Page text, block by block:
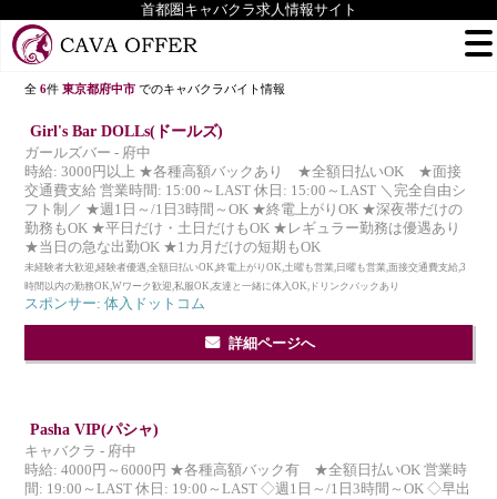
首都圏キャバクラ求人情報サイト
全6件東京都府中市でのキャバクラバイト情報
Girl's Bar DOLLs(ドールズ)
ガールズバー - 府中
時給: 3000円以上 ★各種高額バックあり ★全額日払いOK ★面接
交通費支給 営業時間: 15:00～LAST 休日: 15:00～LAST ＼完全自由シ
フト制／ ★週1日～/1日3時間～OK ★終電上がりOK ★深夜帯だけの
勤務もOK ★平日だけ・土日だけもOK ★レギュラー勤務は優遇あり
★当日の急な出勤OK ★1カ月だけの短期もOK
未経験者大歓迎,経験者優遇,全額日払いOK,終電上がりOK,土曜も営業,日曜も営業,面接交通費支給,3
時間以内の勤務OK,Wワーク歓迎,私服OK,友達と一緒に体入OK,ドリンクバックあり
スポンサー: 体入ドットコム
詳細ページへ
Pasha VIP(パシャ)
キャバクラ - 府中
時給: 4000円～6000円 ★各種高額バック有 ★全額日払いOK 営業時
間: 19:00～LAST 休日: 19:00～LAST ◇週1日～/1日3時間～OK ◇早出